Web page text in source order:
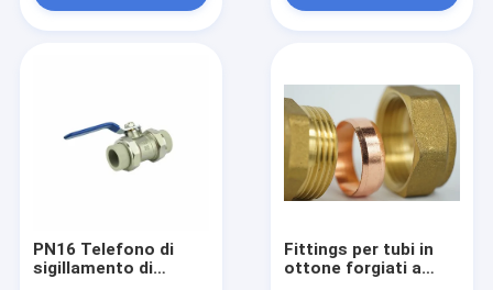
Casa
PN16 Telefono di
sigillamento di
Fittings per tubi in
ottone forgiati a